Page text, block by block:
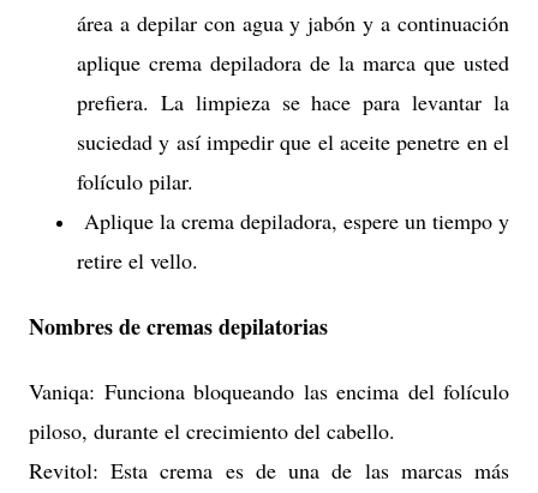
área a depilar con agua y jabón y a continuación
aplique crema depiladora de la marca que usted
prefiera. La limpieza se hace para levantar la
suciedad y así impedir que el aceite penetre en el
folículo pilar.
Aplique la crema depiladora, espere un tiempo y
retire el vello.
Nombres de cremas depilatorias
Vaniqa: Funciona bloqueando las encima del folículo
piloso, durante el crecimiento del cabello.
Revitol: Esta crema es de una de las marcas más